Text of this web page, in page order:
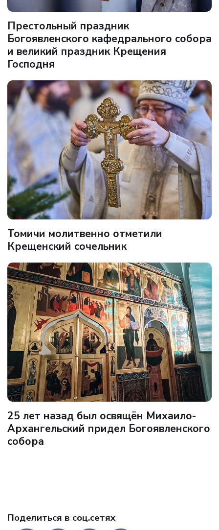
Поделиться в соц.сетях
Престольный праздник
Богоявленского кафедрального собора
и великий праздник Крещения
Господня
Томичи молитвенно отметили
Крещенский сочельник
25 лет назад был освящён Михаило-
Архангельский придел Богоявленского
собора